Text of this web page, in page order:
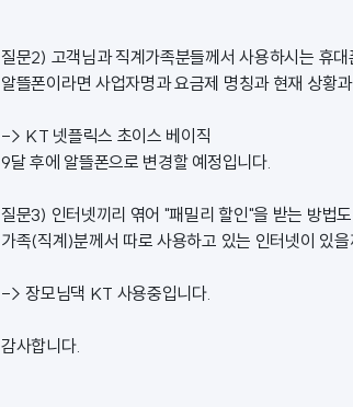
질문2) 고객님과 직계가족분들께서 사용하시는 휴
알뜰폰이라면 사업자명과 요금제 명칭과 현재 상황
-> KT 넷플릭스 초이스 베이직
9달 후에 알뜰폰으로 변경할 예정입니다.
질문3) 인터넷끼리 엮어 "패밀리 할인"을 받는 방법
가족(직계)분께서 따로 사용하고 있는 인터넷이 있
-> 장모님댁 KT 사용중입니다.
감사합니다.